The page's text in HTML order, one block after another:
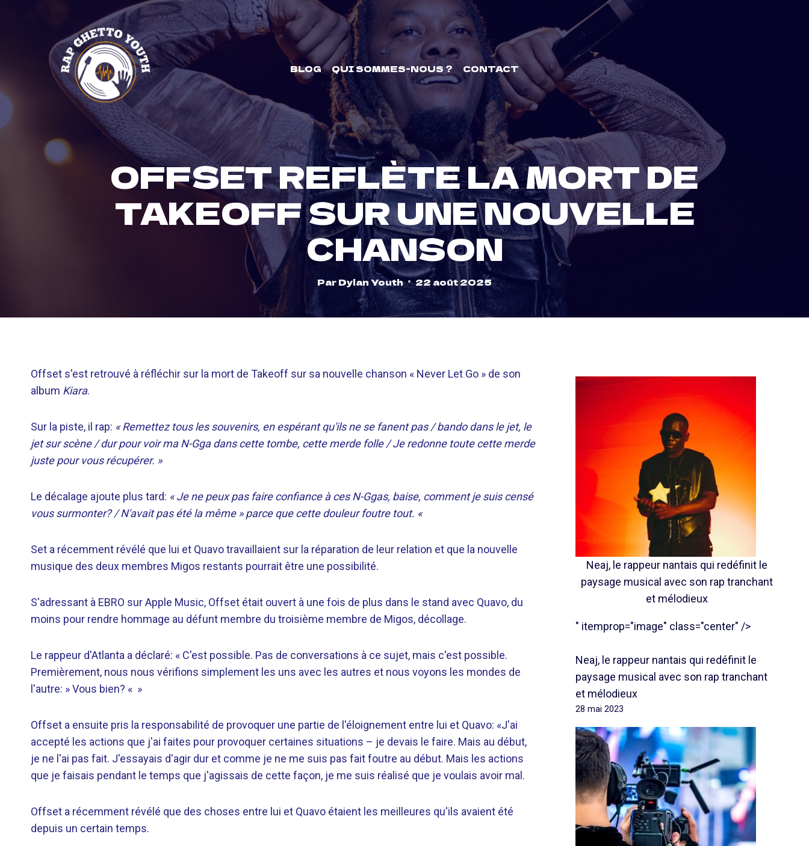
BLOG QUI SOMMES-NOUS ? CONTACT
OFFSET REFLÈTE LA MORT DE
TAKEOFF SUR UNE NOUVELLE
CHANSON
ParDylan Youth 22 août 2025
Offset s'est retrouvé à réfléchir sur la mort de Takeoff sur sa nouvelle chanson « Never Let Go » de son
album Kiara.
Sur la piste, il rap: « Remettez tous les souvenirs, en espérant qu'ils ne se fanent pas / bando dans le jet, le
jet sur scène / dur pour voir ma N-Gga dans cette tombe, cette merde folle / Je redonne toute cette merde
juste pour vous récupérer. »
Le décalage ajoute plus tard: « Je ne peux pas faire confiance à ces N-Ggas, baise, comment je suis censé
vous surmonter? / N'avait pas été la même » parce que cette douleur foutre tout. «
Set a récemment révélé que lui et Quavo travaillaient sur la réparation de leur relation et que la nouvelle
musique des deux membres Migos restants pourrait être une possibilité.
S'adressant à EBRO sur Apple Music, Offset était ouvert à une fois de plus dans le stand avec Quavo, du
moins pour rendre hommage au défunt membre du troisième membre de Migos, décollage.
Le rappeur d'Atlanta a déclaré: « C'est possible. Pas de conversations à ce sujet, mais c'est possible.
Premièrement, nous nous vérifions simplement les uns avec les autres et nous voyons les mondes de
l'autre: » Vous bien? « »
Offset a ensuite pris la responsabilité de provoquer une partie de l'éloignement entre lui et Quavo: «J'ai
accepté les actions que j'ai faites pour provoquer certaines situations – je devais le faire. Mais au début,
je ne l'ai pas fait. J'essayais d'agir dur et comme je ne me suis pas fait foutre au début. Mais les actions
que je faisais pendant le temps que j'agissais de cette façon, je me suis réalisé que je voulais avoir mal.
Offset a récemment révélé que des choses entre lui et Quavo étaient les meilleures qu'ils avaient été
depuis un certain temps.
Neaj, le rappeur nantais qui redéfinit le
paysage musical avec son rap tranchant
et mélodieux
" itemprop="image" class="center" />
Neaj, le rappeur nantais qui redéfinit le
paysage musical avec son rap tranchant
et mélodieux
28 mai 2023